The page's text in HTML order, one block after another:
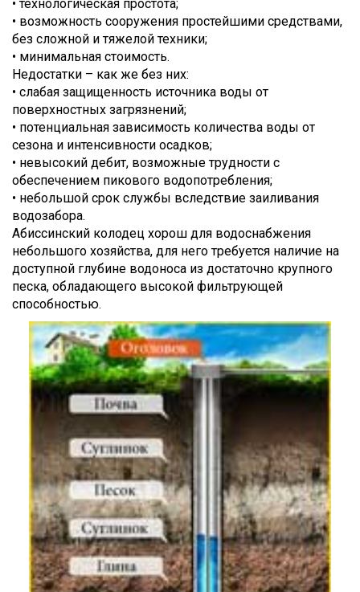
• технологическая простота;
• возможность сооружения простейшими средствами,
без сложной и тяжелой техники;
• минимальная стоимость.
Недостатки – как же без них:
• слабая защищенность источника воды от
поверхностных загрязнений;
• потенциальная зависимость количества воды от
сезона и интенсивности осадков;
• невысокий дебит, возможные трудности с
обеспечением пикового водопотребления;
• небольшой срок службы вследствие заиливания
водозабора.
Абиссинский колодец хорош для водоснабжения
небольшого хозяйства, для него требуется наличие на
доступной глубине водоноса из достаточно крупного
песка, обладающего высокой фильтрующей
способностью.